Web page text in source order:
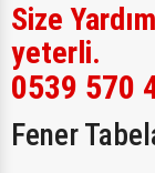
Size
yeterli.
0539 570
Fener